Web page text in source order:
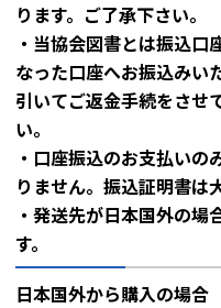
ります。ご了承下さい。
・当協会図書とは振込口
なった口座へお振込みい
引いてご返金手続をさせ
い。
・口座振込のお支払い
りません。振込証明書は
・発送先が日本国外の
す。
日本国外から購入の場合